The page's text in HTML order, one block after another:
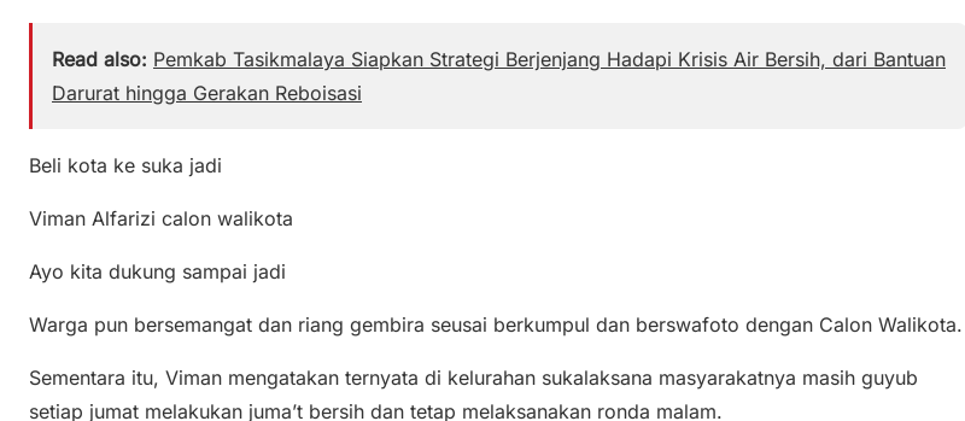
Read also: Pemkab Tasikmalaya Siapkan Strategi Berjenjang Hadapi Krisis Air Bersih, dari Bantuan
Darurat hingga Gerakan Reboisasi
Beli kota ke suka jadi
Viman Alfarizi calon walikota
Ayo kita dukung sampai jadi
Warga pun bersemangat dan riang gembira seusai berkumpul dan berswafoto dengan Calon Walikota.
Sementara itu, Viman mengatakan ternyata di kelurahan sukalaksana masyarakatnya masih guyub
setiap jumat melakukan juma’t bersih dan tetap melaksanakan ronda malam.